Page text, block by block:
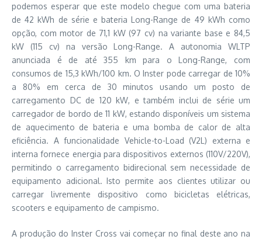
podemos esperar que este modelo chegue com uma bateria
de 42 kWh de série e bateria Long-Range de 49 kWh como
opção, com motor de 71,1 kW (97 cv) na variante base e 84,5
kW (115 cv) na versão Long-Range. A autonomia WLTP
anunciada é de até 355 km para o Long-Range, com
consumos de 15,3 kWh/100 km. O Inster pode carregar de 10%
a 80% em cerca de 30 minutos usando um posto de
carregamento DC de 120 kW, e também inclui de série um
carregador de bordo de 11 kW, estando disponíveis um sistema
de aquecimento de bateria e uma bomba de calor de alta
eficiência. A funcionalidade Vehicle-to-Load (V2L) externa e
interna fornece energia para dispositivos externos (110V/220V),
permitindo o carregamento bidirecional sem necessidade de
equipamento adicional. Isto permite aos clientes utilizar ou
carregar livremente dispositivo como bicicletas elétricas,
scooters e equipamento de campismo.
A produção do Inster Cross vai começar no final deste ano na